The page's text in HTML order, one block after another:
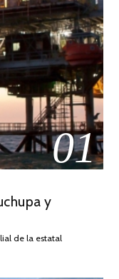
01
y
de la estatal